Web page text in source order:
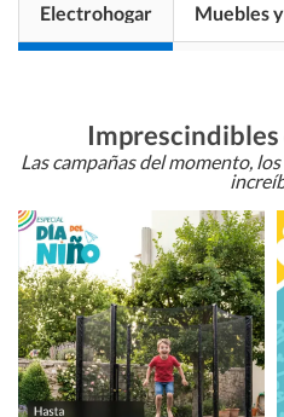
Electrohogar Muebles
Imprescindibles
Las campañas del momento,